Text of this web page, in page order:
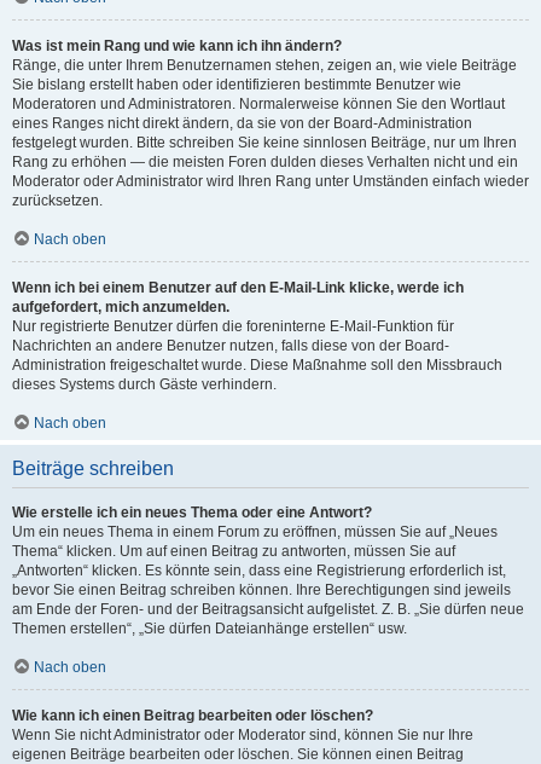
Was ist mein Rang und wie kann ich ihn ändern?
Ränge, die unter Ihrem Benutzernamen stehen, zeigen an, wie viele Beiträge
Sie bislang erstellt haben oder identifizieren bestimmte Benutzer wie
Moderatoren und Administratoren. Normalerweise können Sie den Wortlaut
eines Ranges nicht direkt ändern, da sie von der Board-Administration
festgelegt wurden. Bitte schreiben Sie keine sinnlosen Beiträge, nur um Ihren
Rang zu erhöhen — die meisten Foren dulden dieses Verhalten nicht und ein
Moderator oder Administrator wird Ihren Rang unter Umständen einfach wieder
zurücksetzen.
Nach oben
Wenn ich bei einem Benutzer auf den E-Mail-Link klicke, werde ich
aufgefordert, mich anzumelden.
Nur registrierte Benutzer dürfen die foreninterne E-Mail-Funktion für
Nachrichten an andere Benutzer nutzen, falls diese von der Board-
Administration freigeschaltet wurde. Diese Maßnahme soll den Missbrauch
dieses Systems durch Gäste verhindern.
Nach oben
Beiträge schreiben
Wie erstelle ich ein neues Thema oder eine Antwort?
Um ein neues Thema in einem Forum zu eröffnen, müssen Sie auf „Neues
Thema“ klicken. Um auf einen Beitrag zu antworten, müssen Sie auf
„Antworten“ klicken. Es könnte sein, dass eine Registrierung erforderlich ist,
bevor Sie einen Beitrag schreiben können. Ihre Berechtigungen sind jeweils
am Ende der Foren- und der Beitragsansicht aufgelistet. Z. B. „Sie dürfen neue
Themen erstellen“, „Sie dürfen Dateianhänge erstellen“ usw.
Nach oben
Wie kann ich einen Beitrag bearbeiten oder löschen?
Wenn Sie nicht Administrator oder Moderator sind, können Sie nur Ihre
eigenen Beiträge bearbeiten oder löschen. Sie können einen Beitrag